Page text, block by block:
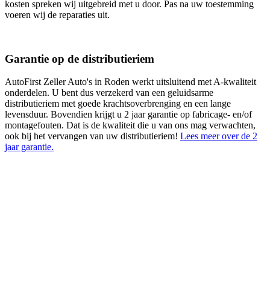
kosten spreken wij uitgebreid met u door. Pas na uw toestemming
voeren wij de reparaties uit.
Garantie op de distributieriem
AutoFirst Zeller Auto's in Roden werkt uitsluitend met A-kwaliteit
onderdelen. U bent dus verzekerd van een geluidsarme
distributieriem met goede krachtsoverbrenging en een lange
levensduur. Bovendien krijgt u 2 jaar garantie op fabricage- en/of
montagefouten. Dat is de kwaliteit die u van ons mag verwachten,
ook bij het vervangen van uw distributieriem! Lees meer over de 2
jaar garantie.